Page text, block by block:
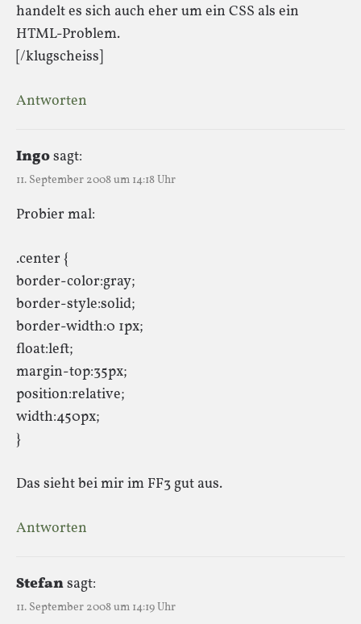
handelt es sich auch eher um ein CSS als ein
HTML-Problem.
[/klugscheiss]
Antworten
Ingosagt:
11. September 2008 um 14:18 Uhr
Probier mal:
.center {
border-color:gray;
border-style:solid;
border-width:0 1px;
float:left;
margin-top:35px;
position:relative;
width:450px;
}
Das sieht bei mir im FF3 gut aus.
Antworten
Stefansagt:
11. September 2008 um 14:19 Uhr